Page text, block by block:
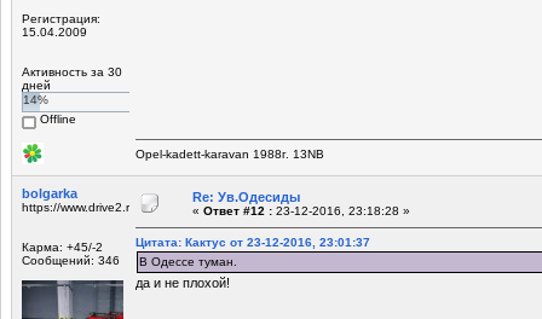
Регистрация:
15.04.2009
Активность за 30
дней
14%
Offline
Opel-kadett-karavan 1988г. 13NB
bolgarka
https://www.drive2.ru/r/opel/1155752/
Карма: +45/-2
Сообщений: 346
Re: Ув.Одесиды
« Ответ #12 : 23-12-2016, 23:18:28 »
Цитата: Кактус от 23-12-2016, 23:01:37
В Одессе туман.
да и не плохой!